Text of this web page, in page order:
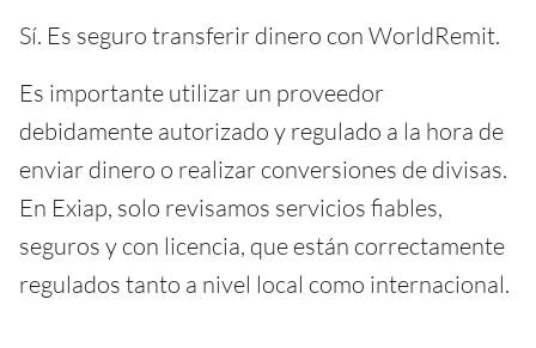
Sí. Es seguro transferir dinero con WorldRemit.
Es importante utilizar un proveedor
debidamente autorizado y regulado a la hora de
enviar dinero o realizar conversiones de divisas.
En Exiap, solo revisamos servicios fiables,
seguros y con licencia, que están correctamente
regulados tanto a nivel local como internacional.